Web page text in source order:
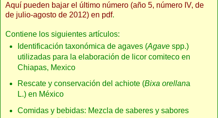
Aquí pueden bajar el último número (año 5, número IV, de
de julio-agosto de 2012) en pdf.
Contiene los siguientes artículos:
Identificación taxonómica de agaves (Agavespp.)
utilizadas para la elaboración de licor comiteco en
Chiapas, Mexico
Rescate y conservación del achiote (Bixa orellana
L.) en México
Comidas y bebidas: Mezcla de saberes y sabores